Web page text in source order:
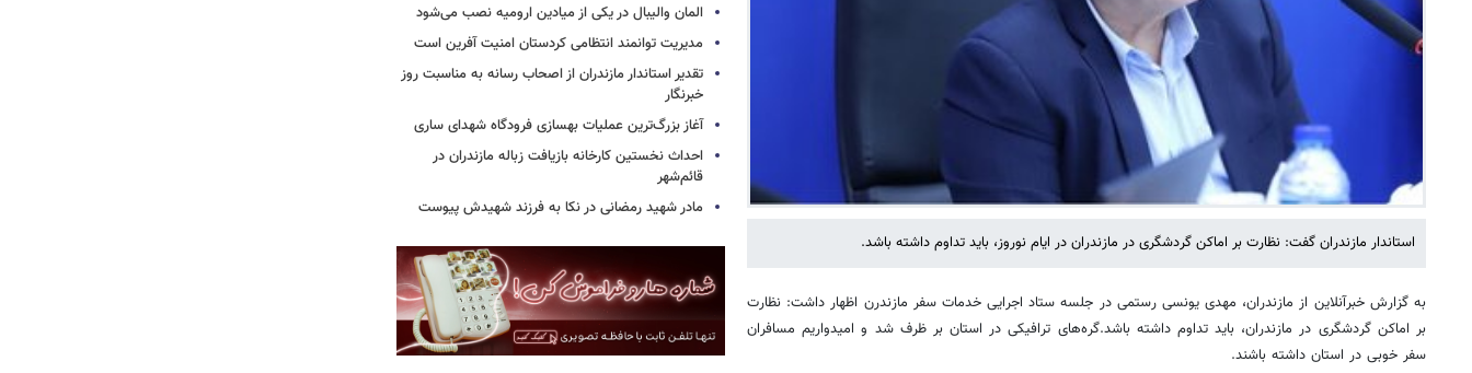
استاندار مازندران گفت: نظارت بر اماکن گردشگری در مازندران در ایام نوروز، باید تداوم داشته باشد.
به گزارش خبرآنلاین از مازندران، مهدی یونسی رستمی در جلسه ستاد اجرایی خدمات سفر مازندرن اظهار داشت: نظارت
بر اماکن گردشگری در مازندران، باید تداوم داشته باشد.گره‌های ترافیکی در استان بر ظرف شد و امیدواریم مسافران
سفر خوبی در استان داشته باشند.
المان والیبال در یکی از میادین ارومیه نصب می‌شود
مدیریت توانمند انتظامی کردستان امنیت آفرین است
تقدیر استاندار مازندران از اصحاب رسانه به مناسبت روز
خبرنگار
آغاز بزرگ‌ترین عملیات بهسازی فرودگاه شهدای ساری
احداث نخستین کارخانه بازیافت زباله مازندران در
قائم‌شهر
مادر شهید رمضانی در نکا به فرزند شهیدش پیوست